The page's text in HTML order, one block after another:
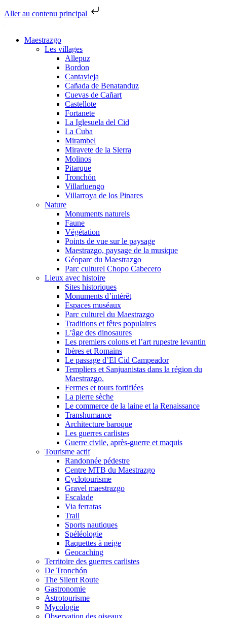
Aller au contenu principal
Maestrazgo
Les villages
Allepuz
Bordon
Cantavieja
Cañada de Benatanduz
Cuevas de Cañart
Castellote
Fortanete
La Iglesuela del Cid
La Cuba
Mirambel
Miravete de la Sierra
Molinos
Pitarque
Tronchón
Villarluengo
Villarroya de los Pinares
Nature
Monuments naturels
Faune
Végétation
Points de vue sur le paysage
Maestrazgo, paysage de la musique
Géoparc du Maestrazgo
Parc culturel Chopo Cabecero
Lieux avec histoire
Sites historiques
Monuments d’intérêt
Espaces muséaux
Parc culturel du Maestrazgo
Traditions et fêtes populaires
L’âge des dinosaures
Les premiers colons et l’art rupestre levantin
Ibères et Romains
Le passage d’El Cid Campeador
Templiers et Sanjuanistas dans la région du
Maestrazgo.
Fermes et tours fortifiées
La pierre sèche
Le commerce de la laine et la Renaissance
Transhumance
Architecture baroque
Les guerres carlistes
Guerre civile, après-guerre et maquis
Tourisme actif
Randonnée pédestre
Centre MTB du Maestrazgo
Cyclotourisme
Gravel maestrazgo
Escalade
Via ferratas
Trail
Sports nautiques
Spéléologie
Raquettes à neige
Geocaching
Territoire des guerres carlistes
De Tronchón
The Silent Route
Gastronomie
Astrotourisme
Mycologie
Observation des oiseaux